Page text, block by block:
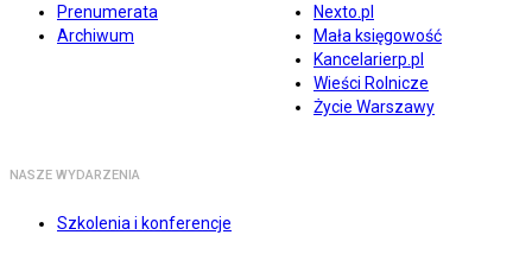
Prenumerata
Archiwum
Nexto.pl
Mała księgowość
Kancelarierp.pl
Wieści Rolnicze
Życie Warszawy
NASZE WYDARZENIA
Szkolenia i konferencje